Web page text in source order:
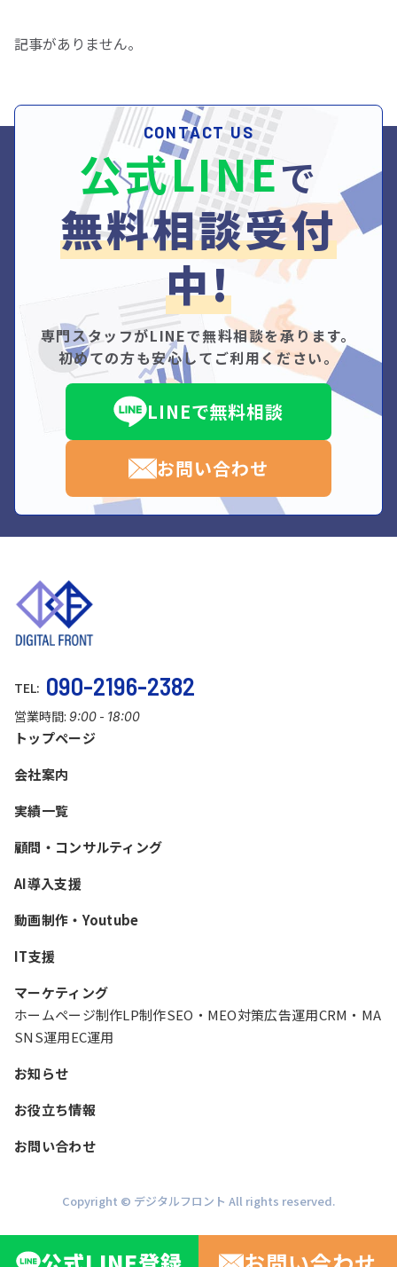
記事がありません。
CONTACT US
公式LINEで
無料相談受付
中!
専門スタッフがLINEで無料相談を承ります。
初めての方も安心してご利用ください。
LINEで無料相談
お問い合わせ
TEL: 090-2196-2382
営業時間: 9:00 - 18:00
トップページ
会社案内
実績一覧
顧問・コンサルティング
AI導入支援
動画制作・Youtube
IT支援
マーケティング
ホームページ制作LP制作SEO・MEO対策広告運用CRM・MA
SNS運用EC運用
お知らせ
お役立ち情報
お問い合わせ
Copyright © デジタルフロント All rights reserved.